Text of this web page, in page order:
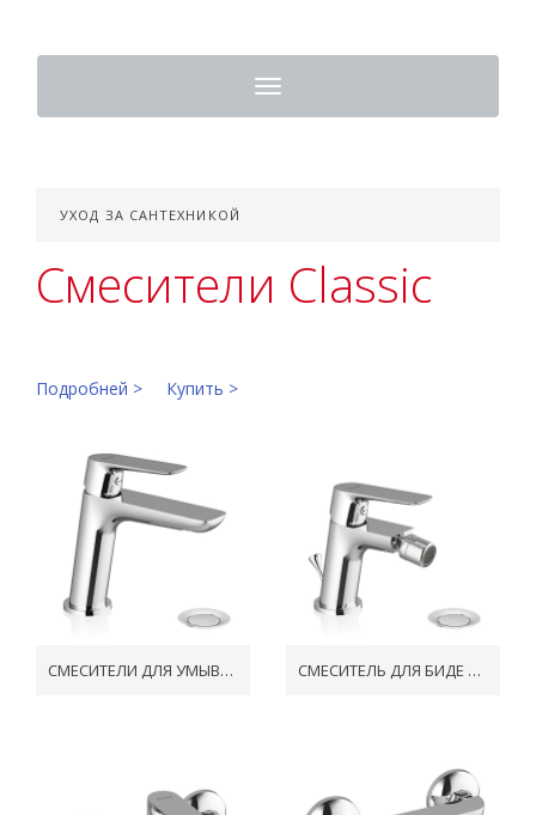
Toggle
navigation
УХОД ЗА САНТЕХНИКОЙ
Смесители Classic
Подробней > Купить >
СМЕСИТЕЛИ ДЛЯ УМЫВАЛЬНИКА CLASSIC СМЕСИТЕЛЬ ДЛЯ БИДЕ CLASSIC